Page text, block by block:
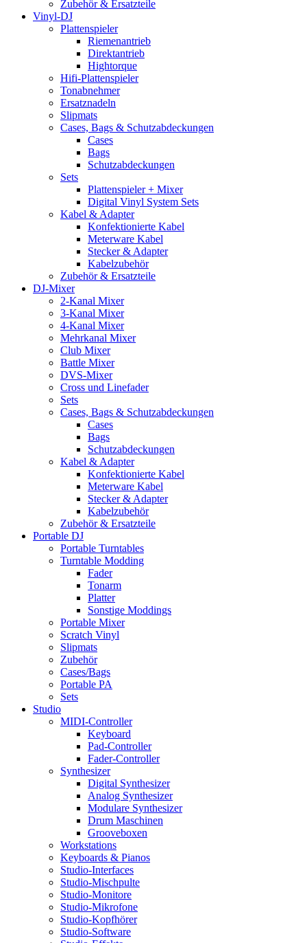
Zubehör & Ersatzteile
Vinyl-DJ
Plattenspieler
Riemenantrieb
Direktantrieb
Hightorque
Hifi-Plattenspieler
Tonabnehmer
Ersatznadeln
Slipmats
Cases, Bags & Schutzabdeckungen
Cases
Bags
Schutzabdeckungen
Sets
Plattenspieler + Mixer
Digital Vinyl System Sets
Kabel & Adapter
Konfektionierte Kabel
Meterware Kabel
Stecker & Adapter
Kabelzubehör
Zubehör & Ersatzteile
DJ-Mixer
2-Kanal Mixer
3-Kanal Mixer
4-Kanal Mixer
Mehrkanal Mixer
Club Mixer
Battle Mixer
DVS-Mixer
Cross und Linefader
Sets
Cases, Bags & Schutzabdeckungen
Cases
Bags
Schutzabdeckungen
Kabel & Adapter
Konfektionierte Kabel
Meterware Kabel
Stecker & Adapter
Kabelzubehör
Zubehör & Ersatzteile
Portable DJ
Portable Turntables
Turntable Modding
Fader
Tonarm
Platter
Sonstige Moddings
Portable Mixer
Scratch Vinyl
Slipmats
Zubehör
Cases/Bags
Portable PA
Sets
Studio
MIDI-Controller
Keyboard
Pad-Controller
Fader-Controller
Synthesizer
Digital Synthesizer
Analog Synthesizer
Modulare Synthesizer
Drum Maschinen
Grooveboxen
Workstations
Keyboards & Pianos
Studio-Interfaces
Studio-Mischpulte
Studio-Monitore
Studio-Mikrofone
Studio-Kopfhörer
Studio-Software